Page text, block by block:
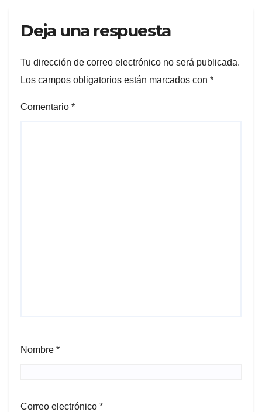
Deja una respuesta
Tu dirección de correo electrónico no será publicada.
Los campos obligatorios están marcados con *
Comentario *
Nombre *
Correo electrónico *